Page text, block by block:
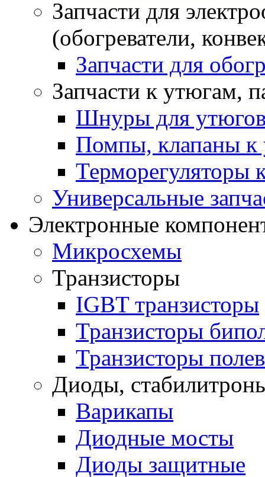
Запчасти для
(обогреватели,
Запчасти для
Запчасти к утюгам,
Шнуры для
Помпы, клапаны к
Терморегуляторы
Универсальные
Электронные
Микросхемы
Транзисторы
IGBT транзисторы
Транзисторы
Транзисторы
Диоды,
Варикапы
Диодные мосты
Диоды защитные